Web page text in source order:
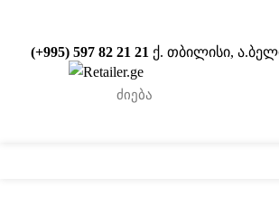
(+995) 597 82 21 21 ქ. თბილისი,